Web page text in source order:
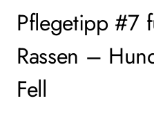
Pflegetipp #7
Rassen –
Fell